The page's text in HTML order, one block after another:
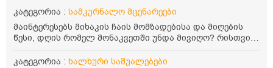
კატეგორია : სამკურნალო მცენარეები
მაინტერესებს მიხაკის ჩაის მომზადებისა და მიღების
წესი, დღის რომელ მონაკვეთში უნდა მივიღო? რისთვის
არის სასარგებლო და უკუჩვენება თუ აქვს
კატეგორია : ხალხური საშუალებები